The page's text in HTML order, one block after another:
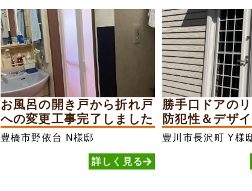
お風呂の開き戸から折れ戸
への変更工事完了しました
豊橋市野依台 N様邸
詳しく見る
勝手口ドアの
防犯性＆デザ
豊川市長沢町 Y様